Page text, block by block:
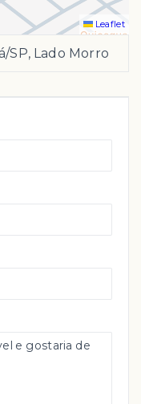
Leaflet
SP, Lado Morro